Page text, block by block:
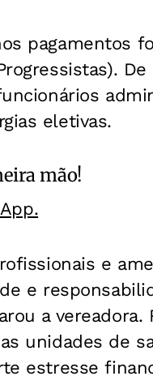
pagamentos
eletivas.
mão!
e
e
a
unidades de
estresse